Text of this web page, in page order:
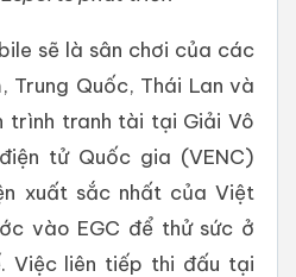
sẽ là sân chơi của các
Trung Quốc, Thái Lan và
trình tranh tài tại Giải Vô
tử Quốc gia (VENC)
xuất sắc nhất của Việt
vào EGC để thử sức ở
Việc liên tiếp thi đấu tại